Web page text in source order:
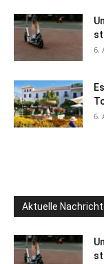
6.
6.
Aktuelle